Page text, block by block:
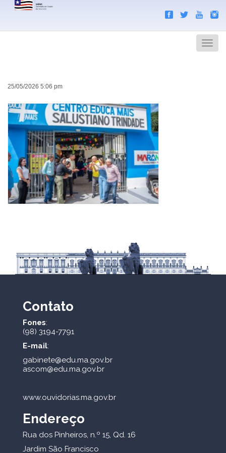
Menu
25/05/2026 5:06 pm
Contato
Fones:
(98) 3194-7791
E-mail:
gabinete@edu.ma.gov.br
ascom@edu.ma.gov.br
www.ouvidorias.ma.gov.br
Endereço
Rua dos Pinheiros, n.º 15, Qd. 16
Jardim São Francisco